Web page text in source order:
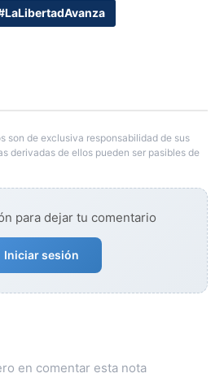
son de exclusiva responsabilidad de sus
derivadas de ellos pueden ser pasibles de
para dejar tu comentario
Iniciar sesión
en comentar esta nota